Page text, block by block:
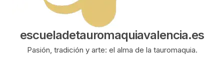
escueladetauromaquiavalencia.es
Pasión, tradición y arte: el alma de la tauromaquia.